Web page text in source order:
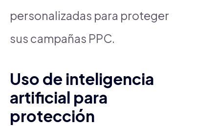
personalizadas para proteger
sus campañas PPC.
Uso de inteligencia
artificial para
protección